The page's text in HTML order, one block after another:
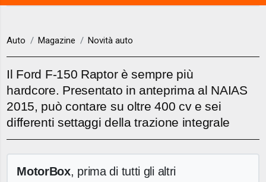
Auto Magazine Novità auto
Il Ford F-150 Raptor è sempre più
hardcore. Presentato in anteprima al NAIAS
2015, può contare su oltre 400 cv e sei
differenti settaggi della trazione integrale
MotorBox, prima di tutti gli altri